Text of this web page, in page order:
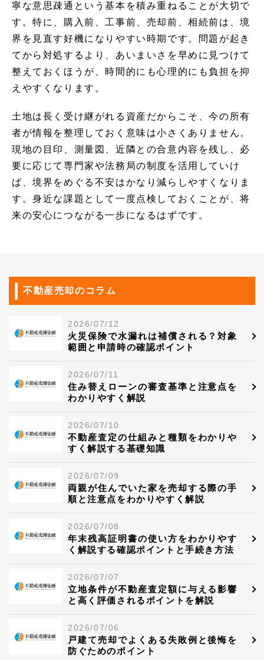
寧な意思疎通という基本を積み重ねることが大切で
す。特に、購入前、工事前、売却前、相続前は、境
界を見直す好機になりやすい時期です。問題が起き
てから対処するより、あいまいさを早めに見つけて
整えておくほうが、時間的にも心理的にも負担を抑
えやすくなります。
土地は長く受け継がれる資産だからこそ、今の所有
者が情報を整理しておく意味は小さくありません。
現地の目印、測量図、近隣との合意内容を残し、必
要に応じて専門家や法務局の制度を活用していけ
ば、境界をめぐる不安はかなり減らしやすくなりま
す。身近な課題として一度点検しておくことが、将
来の安心につながる一歩になるはずです。
不動産売却のコラム
2026/07/12
火災保険で水漏れは補償される？対象
範囲と申請時の確認ポイント
2026/07/11
住み替えローンの審査基準と注意点を
わかりやすく解説
2026/07/10
不動産査定の仕組みと種類をわかりや
すく解説する基礎知識
2026/07/09
両親が住んでいた家を売却する際の手
順と注意点をわかりやすく解説
2026/07/08
年末残高証明書の使い方をわかりやす
く解説する確認ポイントと手続き方法
2026/07/07
立地条件が不動産査定額に与える影響
と高く評価されるポイントを解説
2026/07/06
戸建て売却でよくある失敗例と後悔を
防ぐためのポイント